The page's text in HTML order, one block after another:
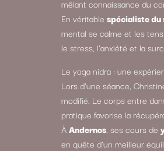
mêlant connaissance du
En véritable spécialiste du
mental se calme et les
le stress, l’anxiété et la
Le yoga nidra : une
Lors d’une séance,
modifié. Le corps entre
pratique favorise la
ÀAndernos, ses cours de
en quête d’un meilleur